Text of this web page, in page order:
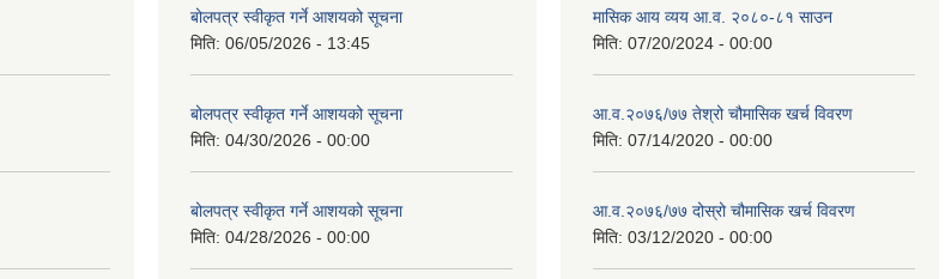
बोलपत्र स्वीकृत गर्ने आशयको सूचना
मिति: 06/05/2026 - 13:45
बोलपत्र स्वीकृत गर्ने आशयको सूचना
मिति: 04/30/2026 - 00:00
बोलपत्र स्वीकृत गर्ने आशयको सूचना
मिति: 04/28/2026 - 00:00
मासिक आय व्यय आ.व. २०८०-८१ साउन
मिति: 07/20/2024 - 00:00
आ.व.२०७६/७७ तेश्रो चौमासिक खर्च विवरण
मिति: 07/14/2020 - 00:00
आ.व.२०७६/७७ दोस्रो चौमासिक खर्च विवरण
मिति: 03/12/2020 - 00:00